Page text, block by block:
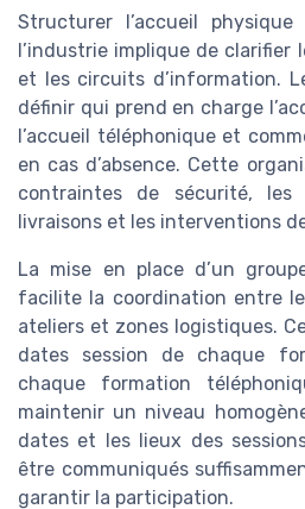
Structurer l’accueil
l’industrie implique de clarifier
et les circuits d’information.
définir qui prend en charge
l’accueil téléphonique et
en cas d’absence. Cette
contraintes de sécurité,
livraisons et les interventions
La mise en place d’un
facilite la coordination entre
ateliers et zones logistiques.
dates session de chaque
chaque formation
maintenir un niveau
dates et les lieux des
être communiqués
garantir la participation.